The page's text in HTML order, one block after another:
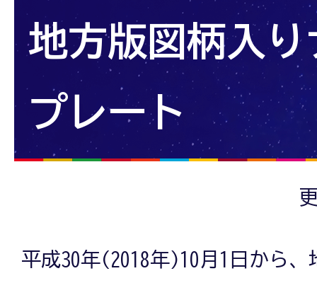
地方版図柄入り
プレート
平成30年(2018年)10月1日から